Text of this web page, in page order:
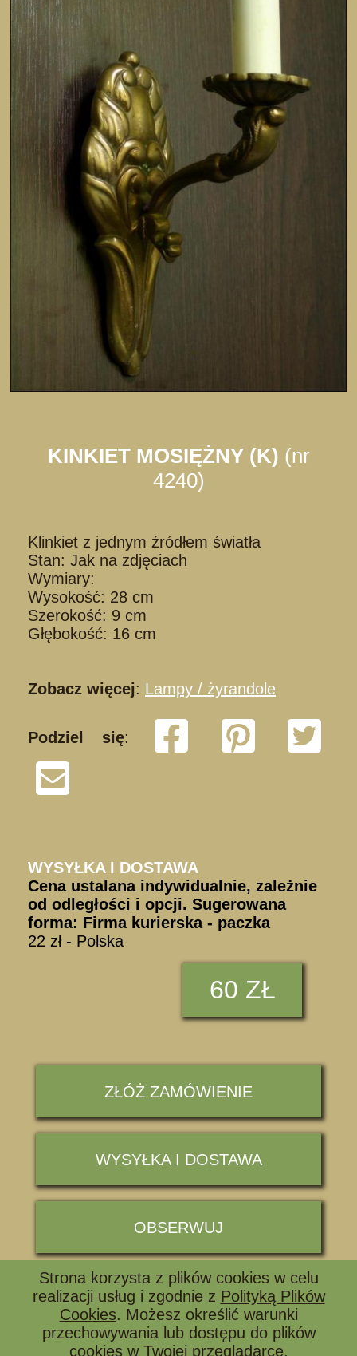
KINKIET MOSIĘŻNY (K) (nr
4240)
Klinkiet z jednym źródłem światła
Stan: Jak na zdjęciach
Wymiary:
Wysokość: 28 cm
Szerokość: 9 cm
Głębokość: 16 cm
Zobacz więcej: Lampy / żyrandole
Podziel się:
WYSYŁKA I DOSTAWA
Cena ustalana indywidualnie, zależnie
od odległości i opcji. Sugerowana
forma: Firma kurierska - paczka
22 zł - Polska
60 ZŁ
ZŁÓŻ ZAMÓWIENIE
WYSYŁKA I DOSTAWA
OBSERWUJ
📞 ZADZWOŃ I ZAPYTAJ
Strona korzysta z plików cookies w celu
realizacji usług i zgodnie z Polityką Plików
Cookies. Możesz określić warunki
przechowywania lub dostępu do plików
cookies w Twojej przeglądarce.